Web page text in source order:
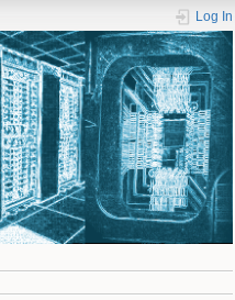
Log In